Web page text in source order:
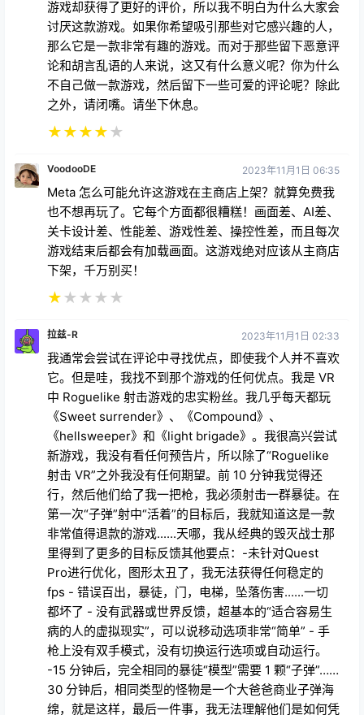
这款游戏非常特别。有点像《无主之地》。今年人们对
某些游戏抱有很高的期望，但我见过商店里一些更差的
游戏却获得了更好的评价，所以我不明白为什么大家会
讨厌这款游戏。如果你希望吸引那些对它感兴趣的人，
那么它是一款非常有趣的游戏。而对于那些留下恶意评
论和胡言乱语的人来说，这又有什么意义呢？你为什么
不自己做一款游戏，然后留下一些可爱的评论呢？除此
★★★★
VoodooDE 2023年11月1日 06:35
Meta 怎么可能允许这游戏在主商店上架？就算免费我
也不想再玩了。它每个方面都很糟糕！画面差、AI差、
关卡设计差、性能差、游戏性差、操控性差，而且每次
游戏结束后都会有加载画面。这游戏绝对应该从主商店
★★
拉兹-R 2023年11月1日 02:33
我通常会尝试在评论中寻找优点，即使我个人并不喜欢
它。但是哇，我找不到那个游戏的任何优点。我是 VR
中 Roguelike 射击游戏的忠实粉丝。我几乎每天都玩
《Sweet surrender》、《Compound》、
《hellsweeper》和《light brigade》。我很高兴尝试
新游戏，我没有看任何预告片，所以除了“Roguelike
射击 VR”之外我没有任何期望。前 10 分钟我觉得还
行，然后他们给了我一把枪，我必须射击一群暴徒。在
第一次“子弹”射中“活着”的目标后，我就知道这是一款
非常值得退款的游戏......天哪，我从经典的毁灭战士那
里得到了更多的目标反馈其他要点：-未针对Quest
Pro进行优化，图形太丑了，我无法获得任何稳定的
fps - 错误百出，暴徒，门，电梯，坠落伤害......一切
都坏了 - 没有武器或世界反馈，超基本的“适合容易生
病的人的虚拟现实”，可以说移动选项非常“简单” - 手
枪上没有双手模式，没有切换运行选项或自动运行。
-15 分钟后，完全相同的暴徒“模型”需要 1 颗“子弹”……